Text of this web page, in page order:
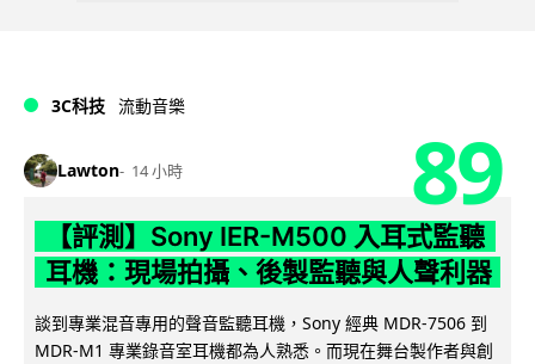
3C科技 流動音樂
Lawton 14 小時 89
【評測】Sony IER-M500 入耳式監聽
耳機：現場拍攝、後製監聽與人聲利器
談到專業混音專用的聲音監聽耳機，Sony 經典 MDR-7506 到
MDR-M1 專業錄音室耳機都為人熟悉。而現在舞台製作者與創